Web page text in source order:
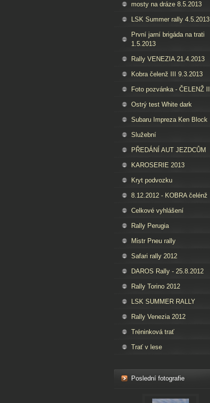
mosty na dráze 8.5.2013
LSK Summer rally 4.5.2013
První jarní brigáda na trati
1.5.2013
Rally VENEZIA 21.4.2013
Kobra čelenž III 9.3.2013
Foto pozvánka - ČELENŽ III
Ostrý test White dark
Subaru Impreza Ken Block
Služební
PŘEDÁNÍ AUT JEZDCŮM
KAROSERIE 2013
Kryt podvozku
8.12.2012 - KOBRA čelénž
Celkové vyhlášení
Rally Perugia
Mistr Pneu rally
Safari rally 2012
DAROS Rally - 25.8.2012
Rally Torino 2012
LSK SUMMER RALLY
Rally Venezia 2012
Tréninková trať
Trať v lese
Poslední fotografie